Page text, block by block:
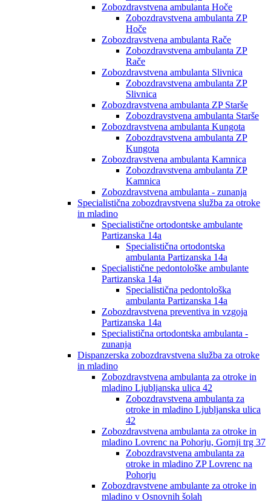
Zobozdravstvena ambulanta Hoče
Zobozdravstvena ambulanta ZP
Hoče
Zobozdravstvena ambulanta Rače
Zobozdravstvena ambulanta ZP
Rače
Zobozdravstvena ambulanta Slivnica
Zobozdravstvena ambulanta ZP
Slivnica
Zobozdravstvena ambulanta ZP Starše
Zobozdravstvena ambulanta Starše
Zobozdravstvena ambulanta Kungota
Zobozdravstvena ambulanta ZP
Kungota
Zobozdravstvena ambulanta Kamnica
Zobozdravstvena ambulanta ZP
Kamnica
Zobozdravstvena ambulanta - zunanja
Specialistična zobozdravstvena služba za otroke
in mladino
Specialistične ortodontske ambulante
Partizanska 14a
Specialistična ortodontska
ambulanta Partizanska 14a
Specialistične pedontološke ambulante
Partizanska 14a
Specialistična pedontološka
ambulanta Partizanska 14a
Zobozdravstvena preventiva in vzgoja
Partizanska 14a
Specialistična ortodontska ambulanta -
zunanja
Dispanzerska zobozdravstvena služba za otroke
in mladino
Zobozdravstvena ambulanta za otroke in
mladino Ljubljanska ulica 42
Zobozdravstvena ambulanta za
otroke in mladino Ljubljanska ulica
42
Zobozdravstvena ambulanta za otroke in
mladino Lovrenc na Pohorju, Gornji trg 37
Zobozdravstvena ambulanta za
otroke in mladino ZP Lovrenc na
Pohorju
Zobozdravstvene ambulante za otroke in
mladino v Osnovnih šolah